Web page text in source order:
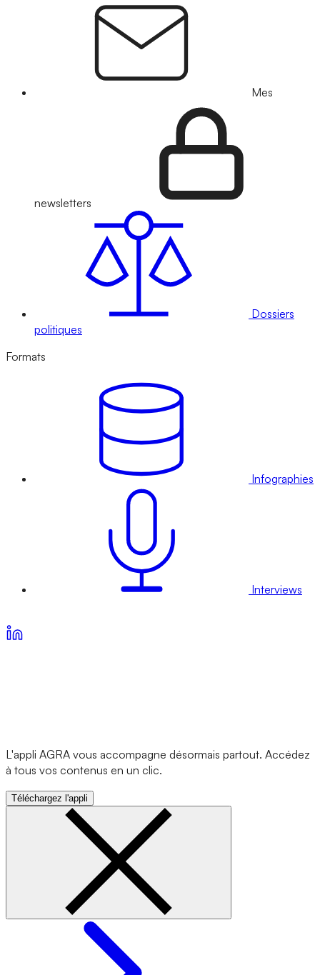
Mes
newsletters
Dossiers
politiques
Formats
Infographies
Interviews
L'appli AGRA vous accompagne désormais partout. Accédez
à tous vos contenus en un clic.
Téléchargez l'appli